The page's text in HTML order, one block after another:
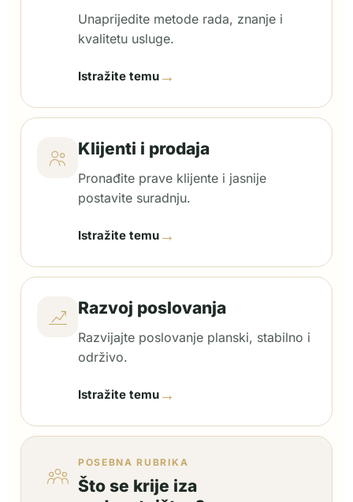
Unaprijedite metode rada, znanje i
kvalitetu usluge.
Istražite temu →
Klijenti i prodaja
Pronađite prave klijente i jasnije
postavite suradnju.
Istražite temu →
Razvoj poslovanja
Razvijajte poslovanje planski, stabilno i
održivo.
Istražite temu →
POSEBNA RUBRIKA
Što se krije iza